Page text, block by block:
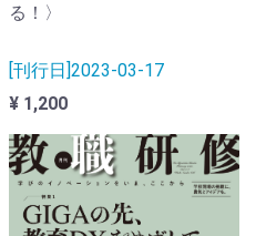
る！〉
[刊行日]2023-03-17
¥ 1,200